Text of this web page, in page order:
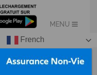
French